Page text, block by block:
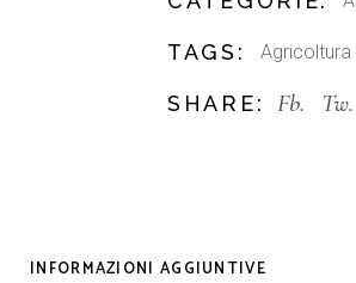
TAGS:
SHARE: Fb. Tw.
INFORMAZIONI AGGIUNTIVE